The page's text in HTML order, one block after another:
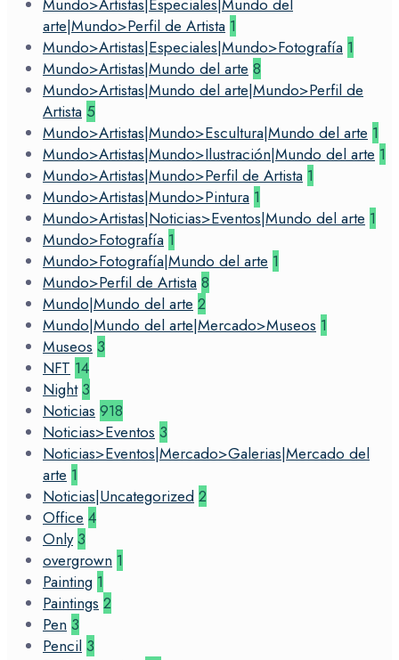
Mundo>Artistas|Especiales|Mundo del
arte|Mundo>Perfil de Artista 1
Mundo>Artistas|Especiales|Mundo>Fotografía 1
Mundo>Artistas|Mundo del arte 8
Mundo>Artistas|Mundo del arte|Mundo>Perfil de
Artista 5
Mundo>Artistas|Mundo>Escultura|Mundo del arte 1
Mundo>Artistas|Mundo>Ilustración|Mundo del arte 1
Mundo>Artistas|Mundo>Perfil de Artista 1
Mundo>Artistas|Mundo>Pintura 1
Mundo>Artistas|Noticias>Eventos|Mundo del arte 1
Mundo>Fotografía 1
Mundo>Fotografía|Mundo del arte 1
Mundo>Perfil de Artista 8
Mundo|Mundo del arte 2
Mundo|Mundo del arte|Mercado>Museos 1
Museos 3
NFT 14
Night 3
Noticias 918
Noticias>Eventos 3
Noticias>Eventos|Mercado>Galerias|Mercado del
arte 1
Noticias|Uncategorized 2
Office 4
Only 3
overgrown 1
Painting 1
Paintings 2
Pen 3
Pencil 3